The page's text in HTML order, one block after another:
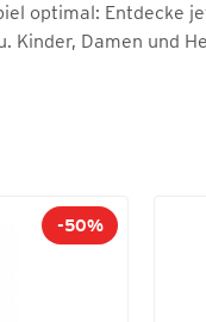
optimal: Entdecke
Kinder, Damen und
-50%